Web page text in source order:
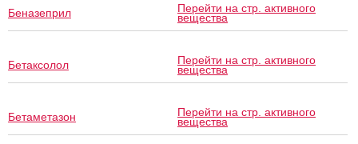
Беназеприл Перейти на стр. активного
вещества
Бетаксолол Перейти на стр. активного
вещества
Бетаметазон Перейти на стр. активного
вещества